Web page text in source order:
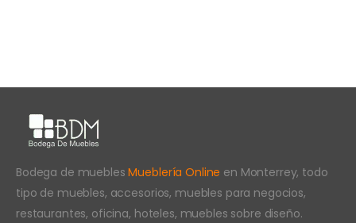
Bodega de mueblesMueblería Online en Monterrey, todo
tipo de muebles, accesorios, muebles para negocios,
restaurantes, oficina, hoteles, muebles sobre diseño.